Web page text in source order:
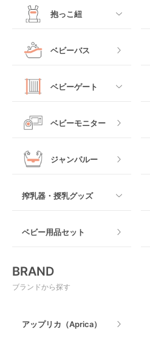
ベッドインベッド
クーファン
マットレス・布団
ベビーベッドその他
ジュニアシート
チャイルドシートその
他
すべて
ロッキングタイプ
抱っこ紐
すべて
抱っこ紐その他
ベビーバス
ベビーゲート
すべて
ベビーモニター
ジャンパルー
搾乳器・授乳グッズ
授乳グッズ・ママ用品
ベビー用品セット
BRAND
ブランドから探す
アップリカ（Aprica）